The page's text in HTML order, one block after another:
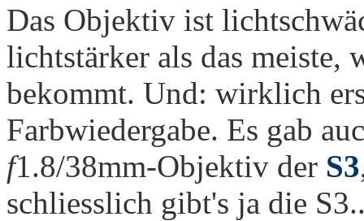
Das Objektiv ist
lichtstärker als das meiste,
bekommt. Und: wirklich
Farbwiedergabe. Es gab
f1.8/38mm-Objektiv der S3
schliesslich gibt's ja die